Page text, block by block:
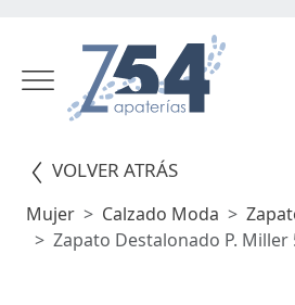
VOLVER ATRÁS
Mujer Calzado Moda
Zapato Destalonado P. Miller